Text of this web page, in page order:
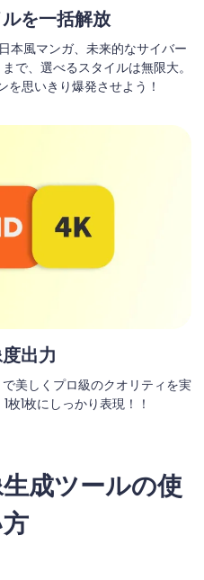
を一括解放
本風マンガ、未来的なサイバー
で、選べるスタイルは無限大。
思いきり爆発させよう！
出力
美しくプロ級のクオリティを実
1枚にしっかり表現！！
成ツールの使